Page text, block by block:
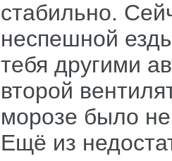
стабильно.
неспешной
тебя другими
второй
морозе было
Ещё из